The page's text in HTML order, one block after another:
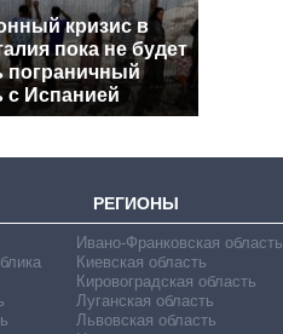
кризис в
пока не будет
пограничный
с Испанией
РЕГИОНЫ
Ивано-Франковская область
Киевская область
Кировоградская область
Луганская область
Львовская область